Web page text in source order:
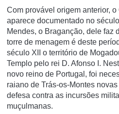
Com provável origem anterior,
aparece documentado no
Mendes, o Braganção, dele faz
torre de menagem é deste
século XII o território de
Templo pelo rei D. Afonso I.
novo reino de Portugal, foi
raiano de Trás-os-Montes
defesa contra as incursões
muçulmanas.